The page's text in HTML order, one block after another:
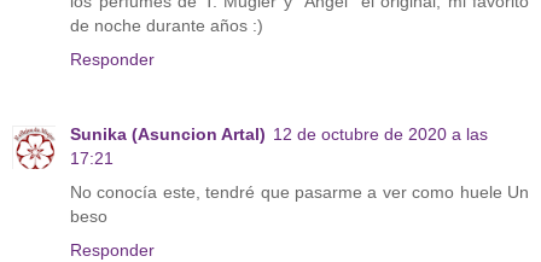
de noche durante años :)
Responder
Sunika (Asuncion Artal) 12 de octubre de 2020 a las
17:21
No conocía este, tendré que pasarme a ver como huele Un
beso
Responder